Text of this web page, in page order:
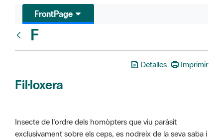
FrontPage
F
Detalles Imprimir
Fil·loxera
Insecte de l'ordre dels homòpters que viu paràsit
exclusivament sobre els ceps, es nodreix de la seva saba i